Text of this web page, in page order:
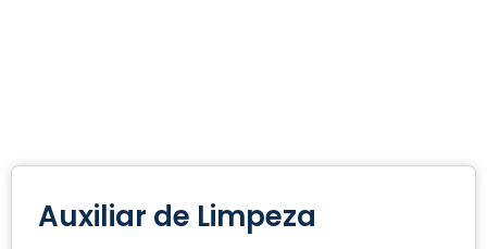
Auxiliar de Limpeza